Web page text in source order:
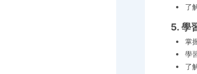
了
5. 學
掌
學
了